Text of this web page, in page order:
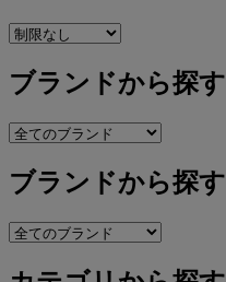
ブランドから探す
ブランドから探す